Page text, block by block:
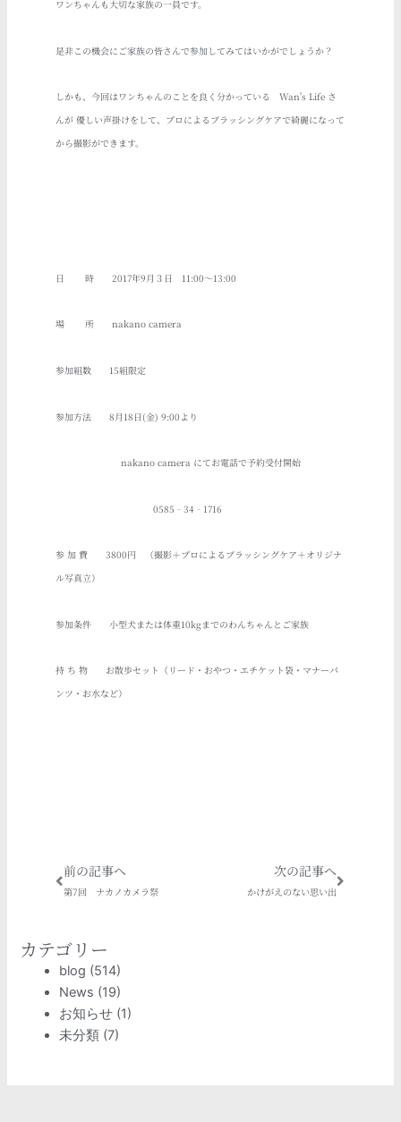
ワンちゃんも大切な家族の一員です。
是非この機会にご家族の皆さんで参加してみてはいかがでしょうか？
しかも、今回はワンちゃんのことを良く分かっているWan's Life さ
んが 優しい声掛けをして、プロによるブラッシングケアで綺麗になって
から撮影ができます。
日 時 2017年9月３日 11:00～13:00
場 所 nakano camera
参加組数 15組限定
参加方法 8月18日(金) 9:00より
nakano camera にてお電話で予約受付開始
0585‐34‐1716
参 加 費 3800円 （撮影＋プロによるブラッシングケア＋オリジナ
ル写真立）
参加条件 小型犬または体重10kgまでのわんちゃんとご家族
持 ち 物 お散歩セット（リード・おやつ・エチケット袋・マナーパ
ンツ・お水など）
Prev
前の記事へ
第7回 ナカノカメラ祭
次の記事へ
かけがえのない思い出
Next
カテゴリー
blog (514)
News (19)
お知らせ (1)
未分類 (7)